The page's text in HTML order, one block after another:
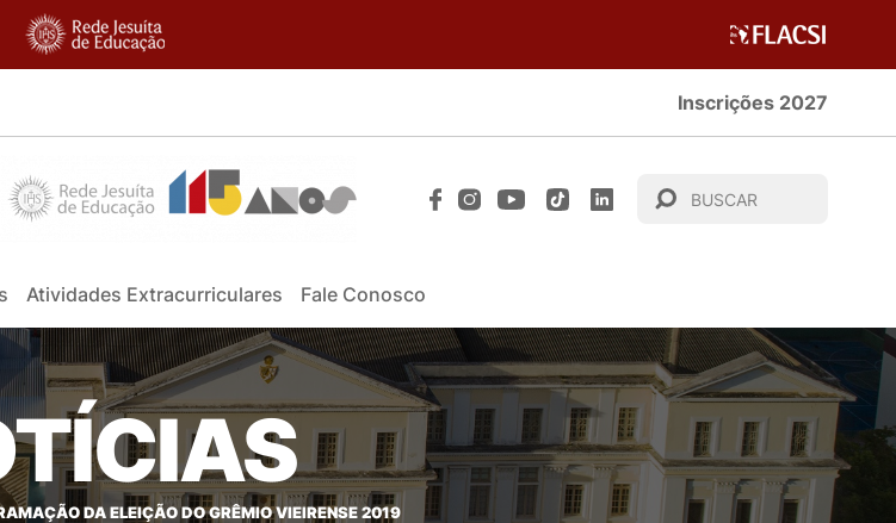
Inscrições 2027
Atividades Extracurriculares Fale Conosco
DA ELEIÇÃO DO GRÊMIO VIEIRENSE 2019